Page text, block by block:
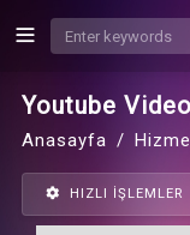
Youtube
Anasayfa
HIZLI İŞLEMLER